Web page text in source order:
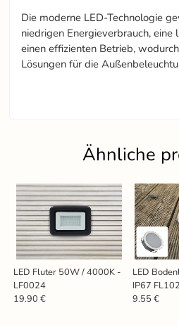
Die moderne LED-Technologie
niedrigen Energieverbrauch, eine
einen effizienten Betrieb,
Lösungen für die
Ähnliche
LED Fluter 50W / 4000K -
LF0024
19.90 €
LED
IP67
LFL111
9.55 €